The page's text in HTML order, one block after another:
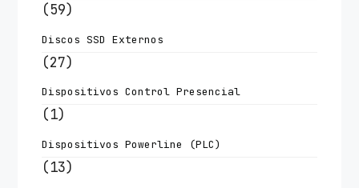
(59)
Discos SSD Externos
(27)
Dispositivos Control Presencial
(1)
Dispositivos Powerline (PLC)
(13)